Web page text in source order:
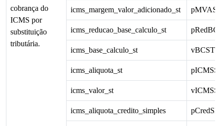
cobrança do
ICMS por
substituição
tributária.
icms_margem_valor_adicionado_st
icms_reducao_base_calculo_st
icms_base_calculo_st vBCST
icms_aliquota_st
icms_valor_st
icms_aliquota_credito_simples pCredSN